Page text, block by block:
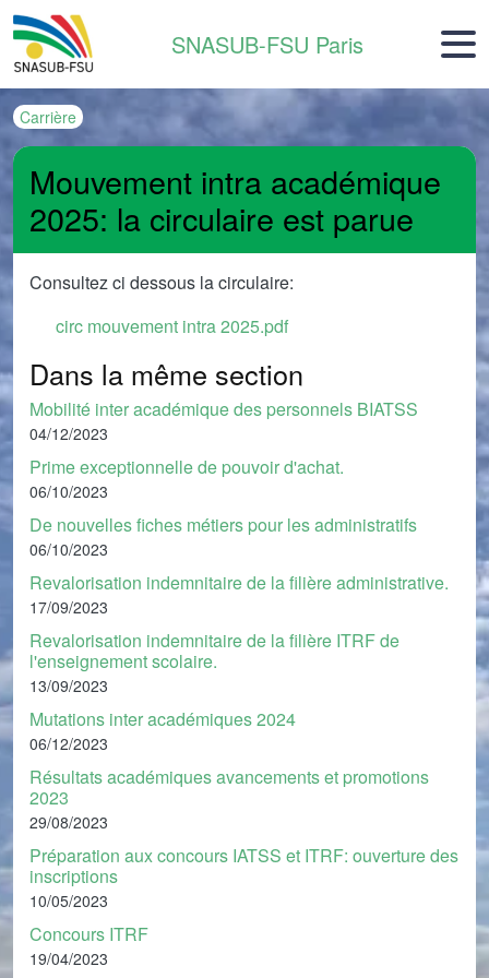
SNASUB-FSU Paris
Carrière
Mouvement intra académique
2025: la circulaire est parue
Consultez ci dessous la circulaire:
Document
circ mouvement intra 2025.pdf
Dans la même section
Mobilité inter académique des personnels BIATSS
04/12/2023
Prime exceptionnelle de pouvoir d'achat.
06/10/2023
De nouvelles fiches métiers pour les administratifs
06/10/2023
Revalorisation indemnitaire de la filière administrative.
17/09/2023
Revalorisation indemnitaire de la filière ITRF de
l'enseignement scolaire.
13/09/2023
Mutations inter académiques 2024
06/12/2023
Résultats académiques avancements et promotions
2023
29/08/2023
Préparation aux concours IATSS et ITRF: ouverture des
inscriptions
10/05/2023
Concours ITRF
19/04/2023